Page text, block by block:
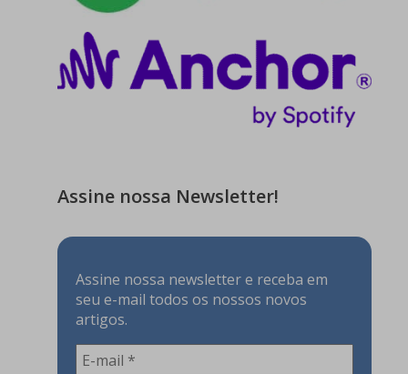
Assine nossa Newsletter!
Assine nossa newsletter e receba em
seu e-mail todos os nossos novos
artigos.